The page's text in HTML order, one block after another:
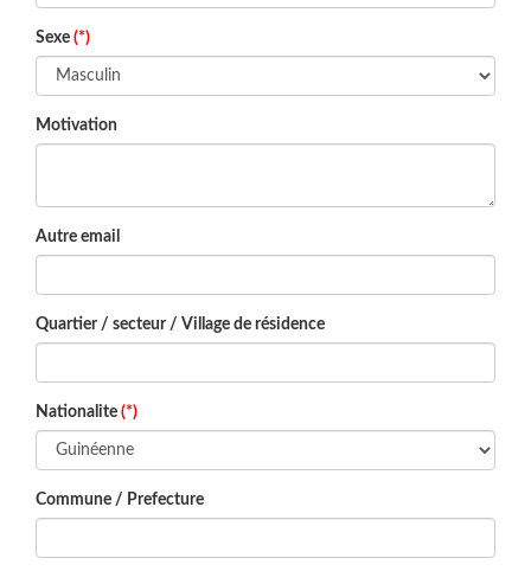
Sexe (*)
Motivation
Autre email
Quartier / secteur / Village de résidence
Nationalite (*)
Commune / Prefecture